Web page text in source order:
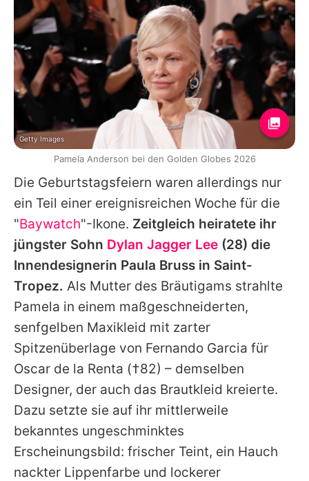
Die Geburtstagsfeiern waren allerdings nur
ein Teil einer ereignisreichen Woche für die
"Baywatch"-Ikone. Zeitgleich heiratete ihr
jüngster Sohn Dylan Jagger Lee (28) die
Innendesignerin Paula Bruss in Saint-
Tropez. Als Mutter des Bräutigams strahlte
Pamela in einem maßgeschneiderten,
senfgelben Maxikleid mit zarter
Spitzenüberlage von Fernando Garcia für
Oscar de la Renta (†82) – demselben
Designer, der auch das Brautkleid kreierte.
Dazu setzte sie auf ihr mittlerweile
bekanntes ungeschminktes
Erscheinungsbild: frischer Teint, ein Hauch
nackter Lippenfarbe und lockerer
Getty Images
Pamela Anderson bei den Golden Globes 2026